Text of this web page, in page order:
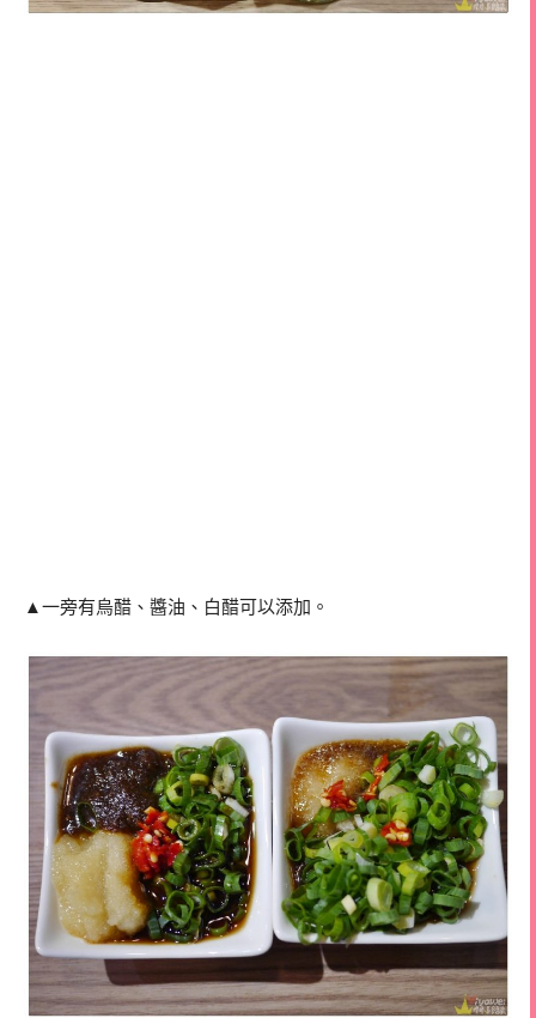
▲一旁有烏醋、醬油、白醋可以添加。